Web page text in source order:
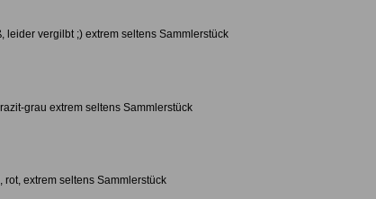
leider vergilbt ;) extrem seltens Sammlerstück
grau extrem seltens Sammlerstück
rot, extrem seltens Sammlerstück